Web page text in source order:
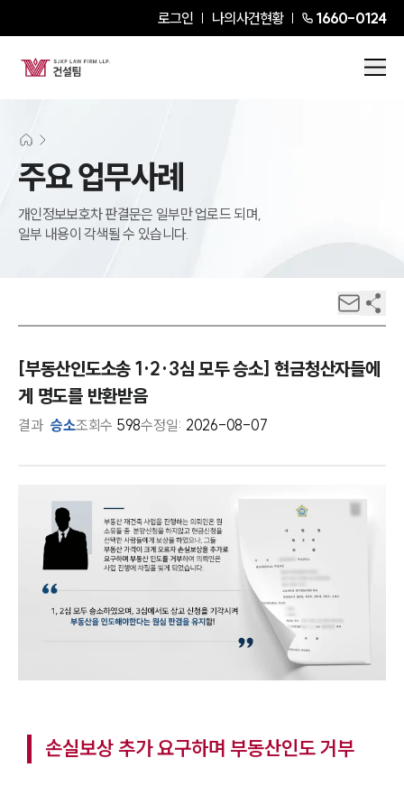
로그인 나의사건현황 1660-0124
주요 업무사례
개인정보보호차 판결문은 일부만 업로드 되며,
일부 내용이 각색될 수 있습니다.
[부동산인도소송 1·2·3심 모두 승소] 현금청산자들에
게 명도를 반환받음
결과 승소조회수 598수정일: 2026-08-07
손실보상 추가 요구하며 부동산인도 거부